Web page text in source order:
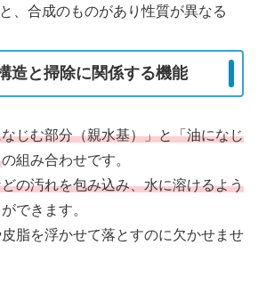
、合成のものがあり性質が異なる
造と掃除に関係する機能
じむ部分（親水基）」と「油になじ
の組み合わせです。
の汚れを包み込み、水に溶けるよう
できます。
脂を浮かせて落とすのに欠かせませ